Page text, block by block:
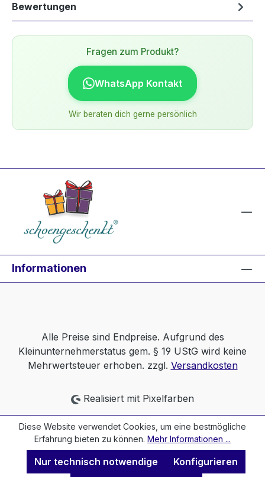
Bewertungen
Fragen zum Produkt?
WhatsApp Kontakt
Wir beraten dich gerne persönlich
Informationen
Alle Preise sind Endpreise. Aufgrund des
Kleinunternehmerstatus gem. § 19 UStG wird keine
Mehrwertsteuer erhoben. zzgl. Versandkosten
Realisiert mit Pixelfarben
Diese Website verwendet Cookies, um eine bestmögliche
Erfahrung bieten zu können. Mehr Informationen ...
Nur technisch notwendige Konfigurieren